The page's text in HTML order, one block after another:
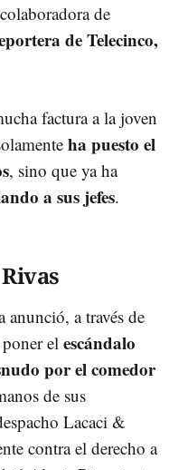
de
de Telecinco,
factura a la joven
ha puesto el
, sino que ya ha
a sus jefes.
anunció, a través de
el escándalo
por el comedor
de sus
Lacaci &
contra el derecho a